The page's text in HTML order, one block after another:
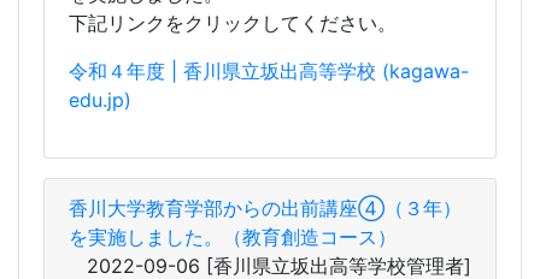
香川大学教育学部からの出前講座④（３年）
2022-09-06[香川県立坂出高等学校管理者]
９月２日（金）香川大学教育学部からの出前
講座④（３年）を実施しました。